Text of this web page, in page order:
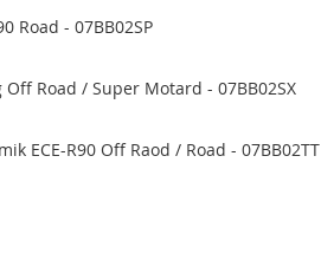
Road - 07BB02SP
Road / Super Motard - 07BB02SX
ECE-R90 Off Raod / Road - 07BB02TT